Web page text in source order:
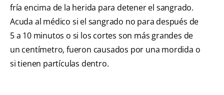
fría encima de la herida para detener el sangrado.
Acuda al médico si el sangrado no para después de
5 a 10 minutos o si los cortes son más grandes de
un centímetro, fueron causados por una mordida o
si tienen partículas dentro.